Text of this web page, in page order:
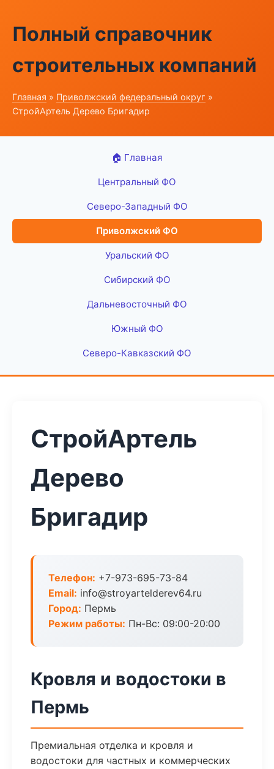
Полный справочник
строительных компаний
Главная » Приволжский федеральный округ »
СтройАртель Дерево Бригадир
🏠 Главная
Центральный ФО
Северо-Западный ФО
Приволжский ФО
Уральский ФО
Сибирский ФО
Дальневосточный ФО
Южный ФО
Северо-Кавказский ФО
СтройАртель
Дерево
Бригадир
Телефон: +7-973-695-73-84
Email: info@stroyartelderev64.ru
Город: Пермь
Режим работы: Пн-Вс: 09:00-20:00
Кровля и водостоки в
Пермь
Премиальная отделка и кровля и
водостоки для частных и коммерческих